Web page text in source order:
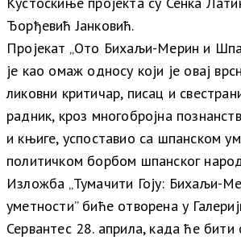
Ђорђевић Јанковић.
Пројекат „Ото Бихаљи-Мерин и
је као омаж односу који је овај
ликовни критичар, писац и
радник, кроз многобројна
и књиге, успоставио са шпанском
политичком борбом шпанског
Изложба „Тумачити Гоју: Бихаљи-
уметности” биће отворена у
Сервантес 28. априла, када ће